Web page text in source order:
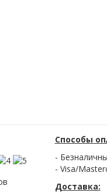
Способы
-
- Visa/
Доставка: